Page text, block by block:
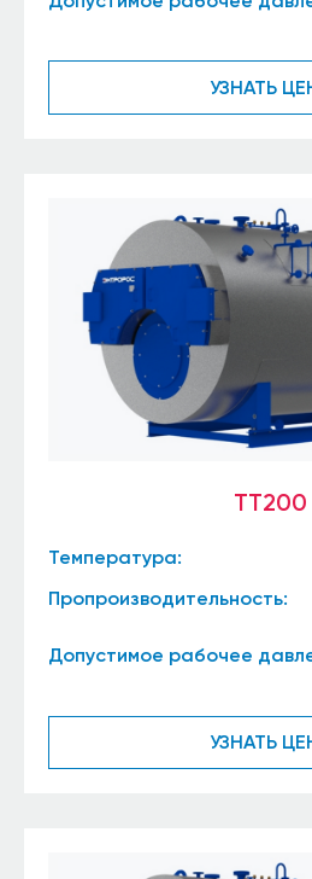
УЗНАТЬ
TT200
Температура:
Пропроизводительность:
Допустимое рабочее
УЗНАТЬ